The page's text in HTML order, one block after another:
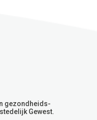
gezondheids-
Gewest.